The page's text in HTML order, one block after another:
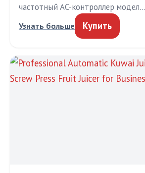
частотный AC-контроллер модел…
Узнать больше Купить